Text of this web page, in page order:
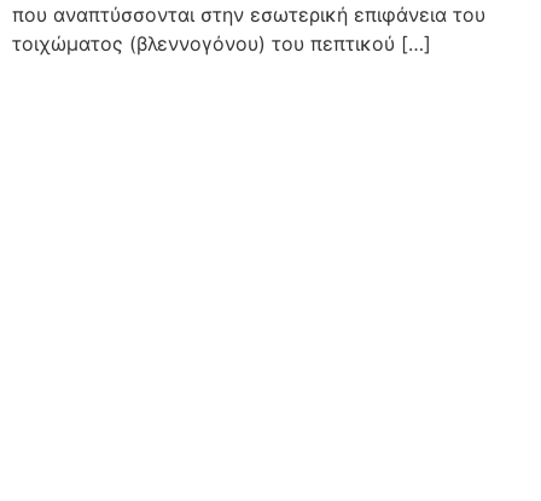
που αναπτύσσονται στην εσωτερική επιφάνεια του
τοιχώματος (βλεννογόνου) του πεπτικού […]